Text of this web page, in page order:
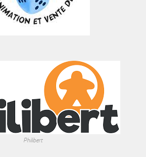
Philibert